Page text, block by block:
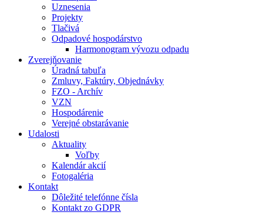
Uznesenia
Projekty
Tlačivá
Odpadové hospodárstvo
Harmonogram vývozu odpadu
Zverejňovanie
Úradná tabuľa
Zmluvy, Faktúry, Objednávky
FZO - Archív
VZN
Hospodárenie
Verejné obstarávanie
Udalosti
Aktuality
Voľby
Kalendár akcií
Fotogaléria
Kontakt
Dôležité telefónne čísla
Kontakt zo GDPR